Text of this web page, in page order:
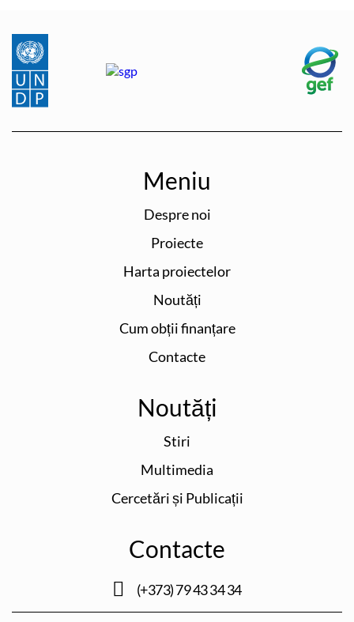
Meniu
Despre noi
Proiecte
Harta proiectelor
Noutăți
Cum obții finanțare
Contacte
Noutăți
Stiri
Multimedia
Cercetări și Publicații
Contacte
(+373) 79 43 34 34